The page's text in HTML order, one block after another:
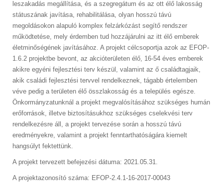
leszakadás megállítása, és a szegregátum és az ott élő lakosság
státuszának javítása, rehabilitálása, olyan hosszú távú
megoldásokon alapuló komplex felzárkózást segítő rendszer
működtetése, mely érdemben tud hozzájárulni az itt élő emberek
életminőségének javításához. A projekt célcsoportja azok az EFOP-
1.6.2 projektbe bevont, az akcióterületen élő, 16-54 éves emberek
akikre egyéni fejlesztési terv készül, valamint az ő családtagjaik,
akik családi fejlesztési tervvel rendelkeznek, tágabb értelemben
véve pedig a területen élő összlakosság és a település egésze.
Önkormányzatunknál a projekt megvalósításához szükséges humán
erőforrások, illetve biztosításukhoz szükséges cselekvési terv
rendelkezésre áll, a projekt tervezése során a hosszú távú
eredményekre, valamint a projekt fenntarthatóságára kiemelt
hangsúlyt fektettünk.
A projekt tervezett befejezési dátuma: 2021.05.31.
A projektazonosító száma: EFOP-2.4.1-16-2017-00043